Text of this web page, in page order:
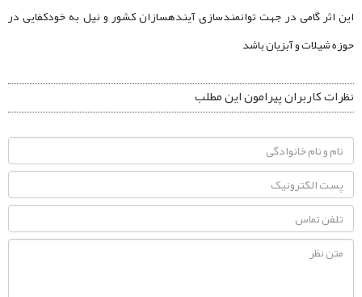
این اثر گامی در جهت توانمندسازی آینده­سازان کشور و نیل به خودکفایی در
حوزه شیلات و آبزیان باشد
نظرات کاربران پیرامون این مطلب